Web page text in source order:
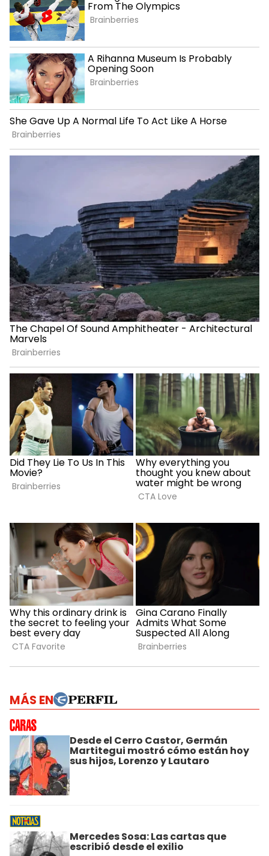
MÁS EN
Desde el Cerro Castor, Germán
Martitegui mostró cómo están hoy
sus hijos, Lorenzo y Lautaro
Mercedes Sosa: Las cartas que
escribió desde el exilio